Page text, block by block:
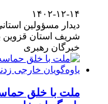
۱۴۰۲-۱۲-۱۴
دیدار مسؤولین
شریف استان قزوین
خبرگان رهبری
ملت با خلق